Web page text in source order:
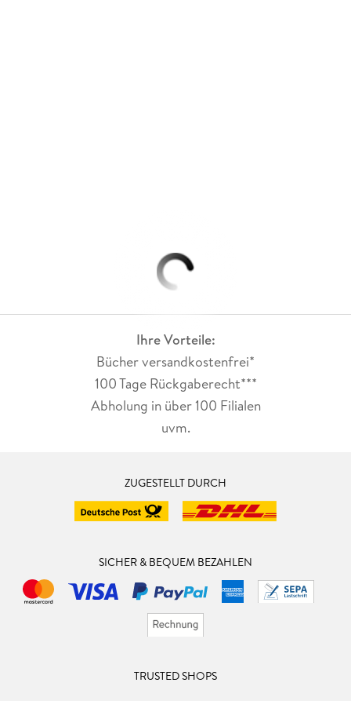
Ihre Vorteile:
Bücher versandkostenfrei*
100 Tage Rückgaberecht***
Abholung in über 100 Filialen
uvm.
ZUGESTELLT DURCH
SICHER & BEQUEM BEZAHLEN
TRUSTED SHOPS